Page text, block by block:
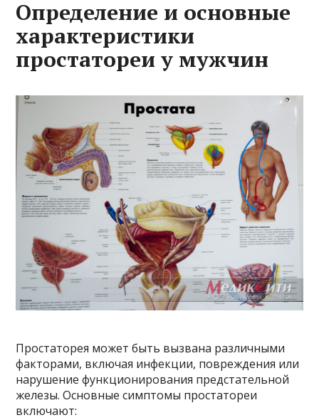
Определение и основные
характеристики
простатореи у мужчин
Простаторея может быть вызвана различными
факторами, включая инфекции, повреждения или
нарушение функционирования предстательной
железы. Основные симптомы простатореи
включают: